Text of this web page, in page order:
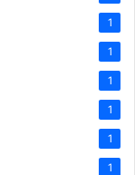
1
1
1
1
1
1